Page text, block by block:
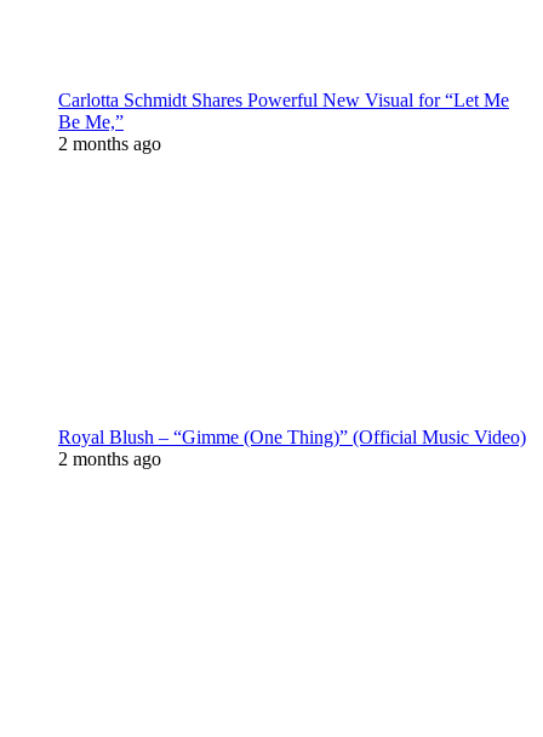
Carlotta Schmidt Shares Powerful New Visual for “Let Me
Be Me,”
2 months ago
Royal Blush – “Gimme (One Thing)” (Official Music Video)
2 months ago